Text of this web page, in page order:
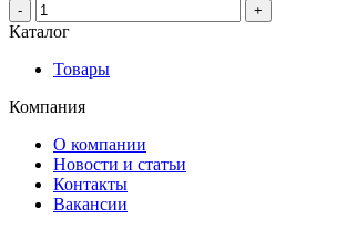
-
+
Каталог
Товары
Компания
О компании
Новости и статьи
Контакты
Вакансии